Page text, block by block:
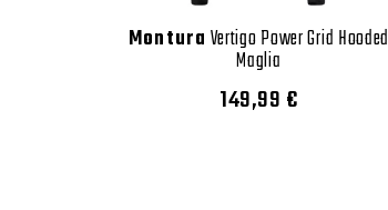
Montura Vertigo Power Grid Hooded
Maglia
149,99 €